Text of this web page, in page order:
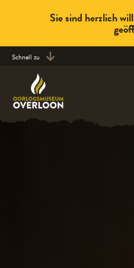
Schnell zu
Sie sind herzlich